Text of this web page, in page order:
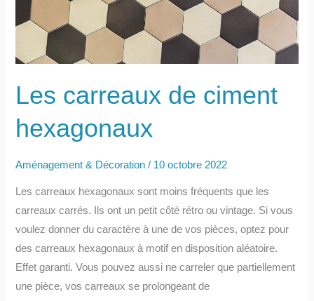
Les carreaux de ciment
hexagonaux
Aménagement & Décoration / 10 octobre 2022
Les carreaux hexagonaux sont moins fréquents que les
carreaux carrés. Ils ont un petit côté rétro ou vintage. Si vous
voulez donner du caractère à une de vos pièces, optez pour
des carreaux hexagonaux à motif en disposition aléatoire.
Effet garanti. Vous pouvez aussi ne carreler que partiellement
une pièce, vos carreaux se prolongeant de